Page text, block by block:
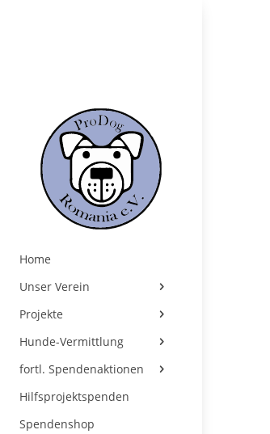
Home
Unser Verein
Projekte
Hunde-Vermittlung
fortl. Spendenaktionen
Hilfsprojektspenden
Spendenshop